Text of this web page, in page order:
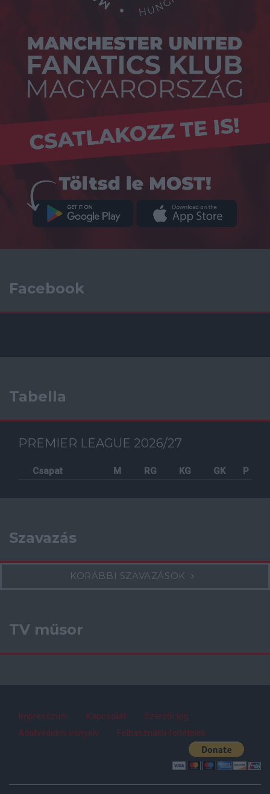
Facebook
Tabella
PREMIER LEAGUE 2026/27
Csapat M RG KG GK P
Szavazás
KORÁBBI SZAVAZÁSOK
TV műsor
Impresszum Kapcsolat
Szerzői jog
Adatvédelmi irányelv
Felhasználói feltételek